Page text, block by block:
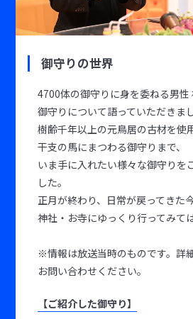
御守りの世界
4700体の御守りに身を委ねる男性
御守りについて語っていただきまし
樹齢千年以上の元鳥居の古材を使
干支の馬にまつわる御守りまで、
いま手に入れたい様々な御守りを
した。
正月が終わり、日常が戻ってきた
神社・お寺にゆっくり行ってみて
※情報は放送当時のものです。詳
お問い合わせください。
【ご紹介した御守り】